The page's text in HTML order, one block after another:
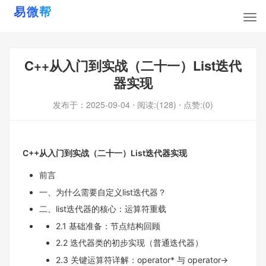
C++从入门到实战（二十一）List迭代
器实现
发布于： 2025-09-04 ⋅ 阅读:(128) ⋅ 点赞:(0)
C++从入门到实战（二十一）List迭代器实现
前言
一、为什么需要自定义list迭代器？
二、list迭代器的核心：运算符重载
2.1 基础准备：节点结构回顾
2.2 迭代器类的初步实现（普通迭代器）
2.3 关键运算符详解：operator* 与 operator->